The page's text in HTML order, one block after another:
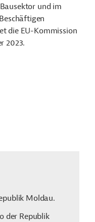
und im
die EU-Kommission
2023.
Moldau.
der Republik